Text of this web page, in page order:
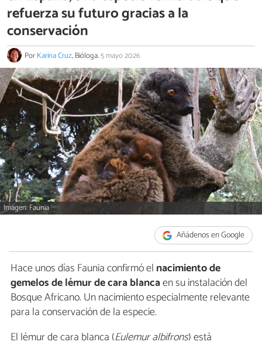
refuerza su futuro gracias a la
conservación
PorKarina Cruz, Bióloga.5 mayo 2026
Imagen: Faunia
Añádenos en Google
Hace unos días Faunia confirmó el nacimiento de
gemelos de lémur de cara blancaen su instalación del
Bosque Africano. Un nacimiento especialmente relevante
para la conservación de la especie.
El lémur de cara blanca (Eulemur albifrons) está